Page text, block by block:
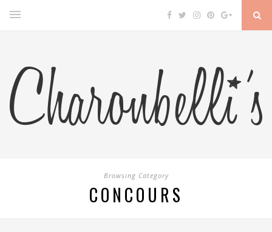
Browsing Category
CONCOURS